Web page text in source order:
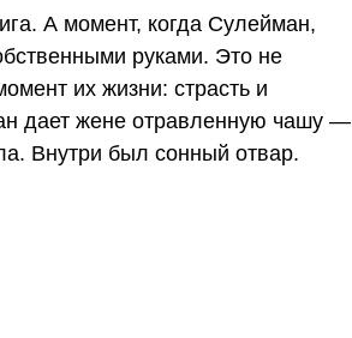
А момент, когда Сулейман,
руками. Это не
их жизни: страсть и
дает жене отравленную чашу —
Внутри был сонный отвар.